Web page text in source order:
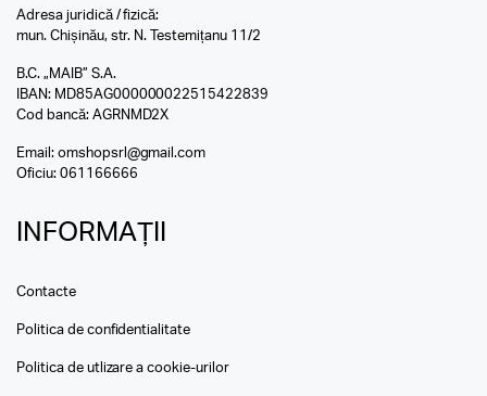
Adresa juridică / fizică:
mun. Chișinău, str. N. Testemițanu 11/2
B.C. „MAIB” S.A.
IBAN: MD85AG000000022515422839
Cod bancă: AGRNMD2X
Email: omshopsrl@gmail.com
Oficiu: 061166666
INFORMAȚII
Contacte
Politica de confidentialitate
Politica de utlizare a cookie-urilor